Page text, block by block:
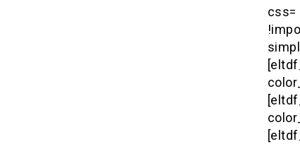
css=